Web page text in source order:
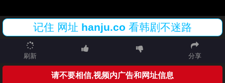
记住 网址 hanju.co 看韩剧不迷路
刷新 分享
请不要相信,视频内广告和网址信息